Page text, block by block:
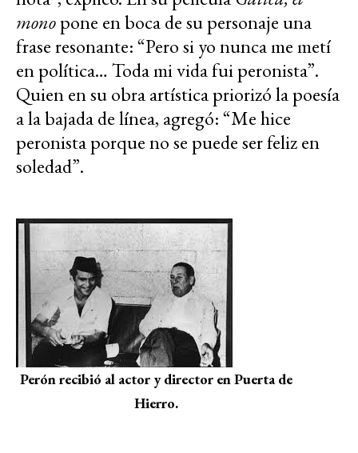
monopone en boca de su personaje una
frase resonante: “Pero si yo nunca me metí
en política… Toda mi vida fui peronista”.
Quien en su obra artística priorizó la poesía
a la bajada de línea, agregó: “Me hice
peronista porque no se puede ser feliz en
soledad”.
Perón recibió al actor y director en Puerta de
Hierro.